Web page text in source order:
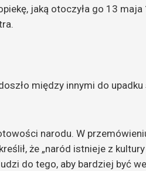
jaką otoczyła go 13
między innymi do
narodu. W
że „naród istnieje z
do tego, aby bardziej być